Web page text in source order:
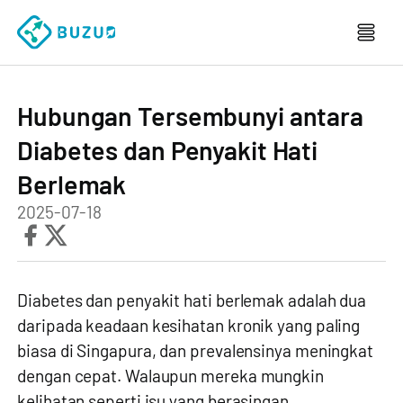
Hubungan Tersembunyi antara
Diabetes dan Penyakit Hati
Berlemak
2025-07-18
Diabetes dan penyakit hati berlemak adalah dua
daripada keadaan kesihatan kronik yang paling
biasa di Singapura, dan prevalensinya meningkat
dengan cepat. Walaupun mereka mungkin